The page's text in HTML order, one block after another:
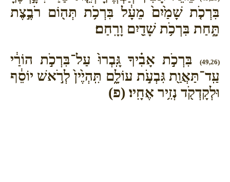
בִּרְכֹ֤ת שָׁמַ֙יִם֙ מֵעָ֔ל בִּרְכֹ֥ת תְּה֖וֹם רֹבֶ֣צֶת
תָּ֑חַת בִּרְכֹ֥ת שָׁדַ֖יִם וָרָֽחַם׃
(49,26)
בִּרְכֹ֣ת אָבִ֗יךָ גָּֽבְרוּ֙ עַל־בִּרְכֹ֣ת הוֹרַ֔י
עַֽד־תַּאֲוַ֖ת גִּבְעֹ֣ת עוֹלָ֑ם תִּֽהְיֶ֙ין֙ לְרֹ֣אשׁ יוֹסֵ֔ף
וּלְקָדְקֹ֖ד נְזִ֥יר אֶחָֽיו׃ (פ)